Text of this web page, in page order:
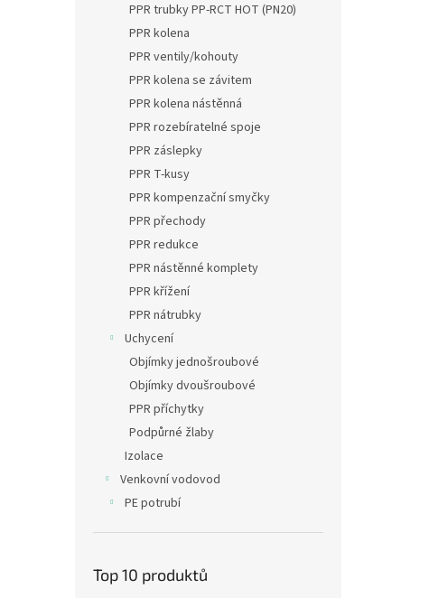
PPR trubky PP-RCT HOT (PN20)
PPR kolena
PPR ventily/kohouty
PPR kolena se závitem
PPR kolena nástěnná
PPR rozebíratelné spoje
PPR záslepky
PPR T-kusy
PPR kompenzační smyčky
PPR přechody
PPR redukce
PPR nástěnné komplety
PPR křížení
PPR nátrubky
Uchycení
Objímky jednošroubové
Objímky dvoušroubové
PPR příchytky
Podpůrné žlaby
Izolace
Venkovní vodovod
PE potrubí
Top 10 produktů